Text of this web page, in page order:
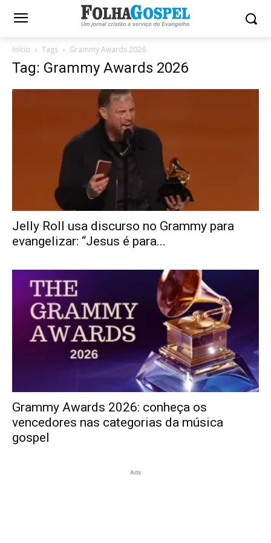
Início Tags Grammy Awards 2026
Tag: Grammy Awards 2026
Jelly Roll usa discurso no Grammy para
evangelizar: “Jesus é para...
Grammy Awards 2026: conheça os
vencedores nas categorias da música
gospel
Ads